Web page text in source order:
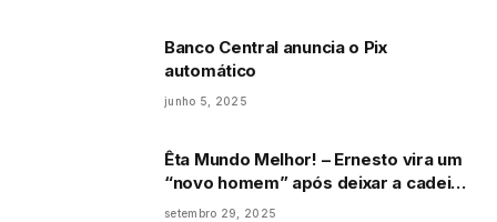
Banco Central anuncia o Pix
automático
junho 5, 2025
Êta Mundo Melhor! – Ernesto vira um
“novo homem” após deixar a cadeia
e pede perdão a Estela: “É de
setembro 29, 2025